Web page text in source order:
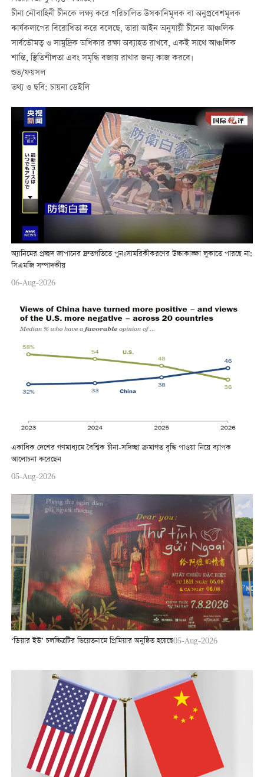
চীনা নৌবাহিনী চীনকে লক্ষ্য করে পরিচালিত উসকানিমূলক বা অনুপ্রবেশমূলক
কার্যকলাপের বিরোধিতা করে বলেছে, তারা আইন অনুযায়ী চীনের আঞ্চলিক
সার্বভৌমত্ব ও সামুদ্রিক অধিকার রক্ষা অব্যাহত রাখবে, একই সাথে আঞ্চলিক
শান্তি, স্থিতিশীলতা এবং সমৃদ্ধি বজায় রাখার জন্য কাজ করবে।
শুভ/ফয়সল
তথ্য ও ছবি: চায়না ডেইলি
অ্যানিমের প্রচ্ছদ জাপানের দ্রুতগতিতে পুনঃসামরিকীকরণের উচ্চাকাঙ্ক্ষা লুকাতে পারছে না:
সিএমজি সম্পাদকীয়
06-Aug-2026
একাধিক দেশের গণমাধ্যমে বৈশ্বিক চীনা-সদিচ্ছা ক্রমাগত বৃদ্ধি পাওয়া নিয়ে ব্যাপক
আলোচনা করেছেন
05-Aug-2026
‘ডিয়ার ইউ’ চলচ্চিত্রটির ভিয়েতনামে প্রিমিয়ার অনুষ্ঠিত হয়েছে05-Aug-2026